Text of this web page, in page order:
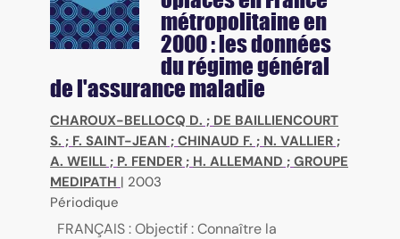
métropolitaine en
2000 : les données
du régime général
de l'assurance maladie
CHAROUX-BELLOCQ D. ; DE BAILLIENCOURT
S. ; F. SAINT-JEAN ; CHINAUD F. ; N. VALLIER ;
A. WEILL ; P. FENDER ; H. ALLEMAND ; GROUPE
MEDIPATH | 2003
Périodique
FRANÇAIS : Objectif : Connaître la